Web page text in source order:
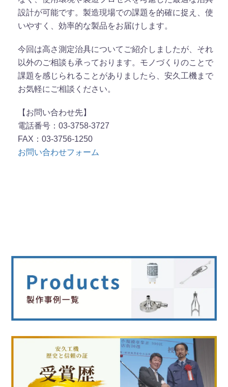
設計が可能です。製造現場での課題を的確に捉え、使
いやすく、効率的な製品をお届けします。
今回は高さ測定治具についてご紹介しましたが、それ
以外のご相談も承っております。モノづくりのことで
課題を感じられることがありましたら、安久工機まで
お気軽にご相談ください。
【お問い合わせ先】
電話番号：03-3758-3727
FAX：03-3756-1250
お問い合わせフォーム